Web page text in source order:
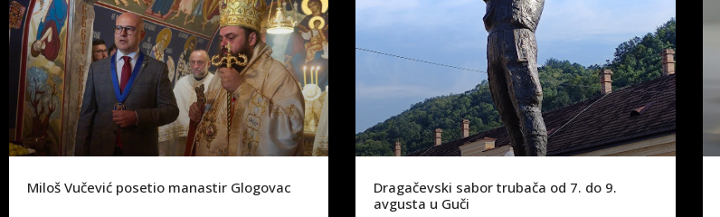
Miloš Vučević posetio manastir Glogovac
Dragačevski sabor trubača od 7. do 9.
avgusta u Guči